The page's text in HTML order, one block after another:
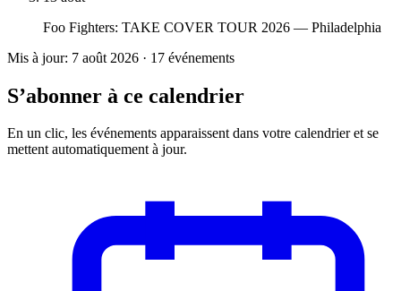
Foo Fighters: TAKE COVER TOUR 2026 — Philadelphia
Mis à jour: 7 août 2026 · 17 événements
S’abonner à ce calendrier
En un clic, les événements apparaissent dans votre calendrier et se
mettent automatiquement à jour.